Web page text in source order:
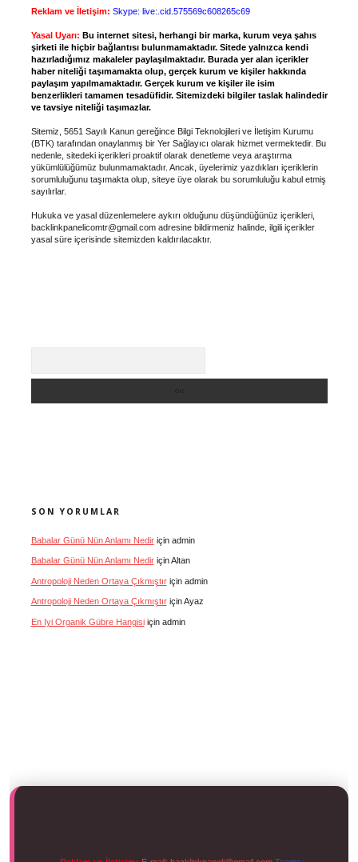
Reklam ve İletişim: Skype: live:.cid.575569c608265c69
Yasal Uyarı: Bu internet sitesi, herhangi bir marka, kurum veya şahıs
şirketi ile hiçbir bağlantısı bulunmamaktadır. Sitede yalnızca kendi
hazırladığımız makaleler paylaşılmaktadır. Burada yer alan içerikler
haber niteliği taşımamakta olup, gerçek kurum ve kişiler hakkında
paylaşım yapılmamaktadır. Gerçek kurum ve kişiler ile isim
benzerlikleri tamamen tesadüfidir. Sitemizdeki bilgiler taslak halindedir
ve tavsiye niteliği taşımazlar.
Sitemiz, 5651 Sayılı Kanun gereğince Bilgi Teknolojileri ve İletişim Kurumu
(BTK) tarafından onaylanmış bir Yer Sağlayıcı olarak hizmet vermektedir. Bu
nedenle, sitedeki içerikleri proaktif olarak denetleme veya araştırma
yükümlülüğümüz bulunmamaktadır. Ancak, üyelerimiz yazdıkları içeriklerin
sorumluluğunu taşımakta olup, siteye üye olarak bu sorumluluğu kabul etmiş
sayılırlar.
Hukuka ve yasal düzenlemelere aykırı olduğunu düşündüğünüz içerikleri,
backlinkpanelicomtr@gmail.comadresine bildirmeniz halinde, ilgili içerikler
yasal süre içerisinde sitemizden kaldırılacaktır.
SON YORUMLAR
Babalar Günü Nün Anlamı Nediriçin admin
Babalar Günü Nün Anlamı NediriçinAltan
Antropoloji Neden Ortaya Çıkmıştıriçin admin
Antropoloji Neden Ortaya ÇıkmıştıriçinAyaz
En Iyi Organik Gübre Hangisiiçin admin